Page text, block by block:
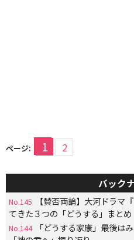
ページ: 1 2
バック
No.145
【賛否両論】大河ドラマ
てきた３つの「どうする」まとめ
No.144
「どうする家康」最後